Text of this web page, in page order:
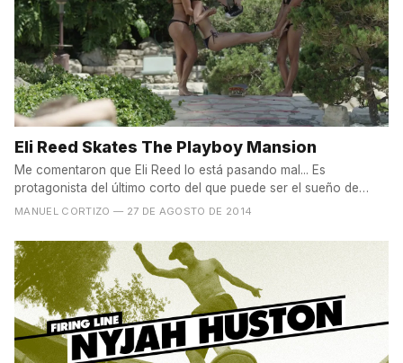
Eli Reed Skates The Playboy Mansion
Me comentaron que Eli Reed lo está pasando mal... Es
protagonista del último corto del que puede ser el sueño de
muchos...
MANUEL CORTIZO — 27 DE AGOSTO DE 2014